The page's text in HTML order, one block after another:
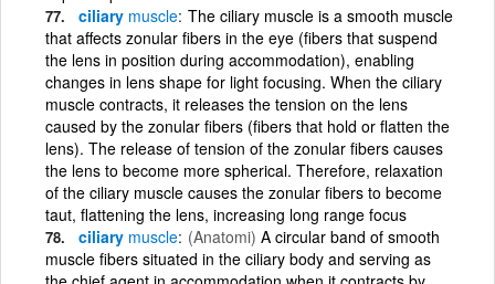
ciliary muscle The ciliary muscle is a smooth muscle
that affects zonular fibers in the eye (fibers that suspend
the lens in position during accommodation), enabling
changes in lens shape for light focusing. When the ciliary
muscle contracts, it releases the tension on the lens
caused by the zonular fibers (fibers that hold or flatten the
lens). The release of tension of the zonular fibers causes
the lens to become more spherical. Therefore, relaxation
of the ciliary muscle causes the zonular fibers to become
taut, flattening the lens, increasing long range focus
ciliary muscle (Anatomi) A circular band of smooth
muscle fibers situated in the ciliary body and serving as